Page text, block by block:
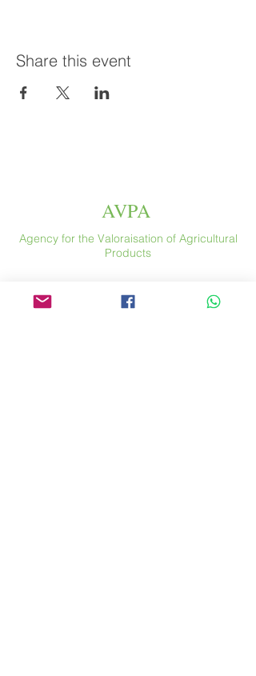
Share this event
AVPA
Agency for the Valoraisation of Agricultural
Products
Espace
46 rue Saint Antoine